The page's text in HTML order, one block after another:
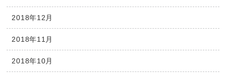
2018年12月
2018年11月
2018年10月